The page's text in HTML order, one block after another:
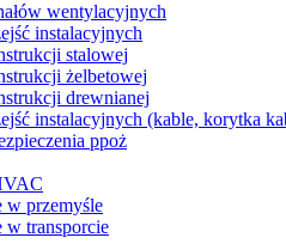
wentylacyjnych
instalacyjnych
stalowej
żelbetowej
drewnianej
instalacyjnych (kable, korytka
ppoż
w przemyśle
w transporcie